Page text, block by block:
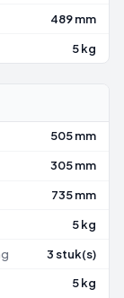
489 mm
5 kg
505 mm
305 mm
735 mm
5 kg
3 stuk(s)
5 kg